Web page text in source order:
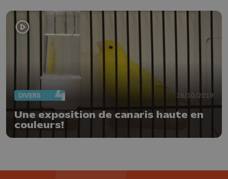
DIVERS 18/10/2019
Une exposition de canaris haute en
couleurs!